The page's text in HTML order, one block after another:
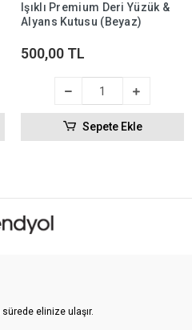
Işıklı Premium Deri Yüzük &
Alyans Kutusu (Beyaz)
500,00 TL
Sepete Ekle
elinize ulaşır.